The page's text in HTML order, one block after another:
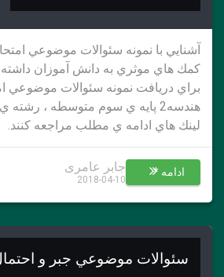
آشنايي با نمونه سئوالات موضوعي
كمك هاي موثري به دانش آموزان داشته
براي دريافت نمونه سئوالات موضوعي
هندسه2 پايه ي سوم متوسطه ،
لينك هاي ادامه ي مطلب مراجعه كنند.
ادامه * جابر عامری
2018-04-10
سئوالات موضوعي جبر و